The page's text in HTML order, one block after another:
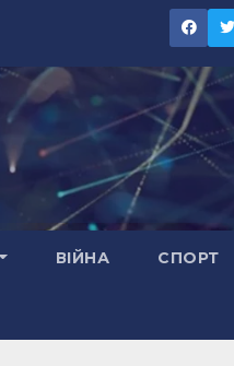
ВІЙНА СПОРТ